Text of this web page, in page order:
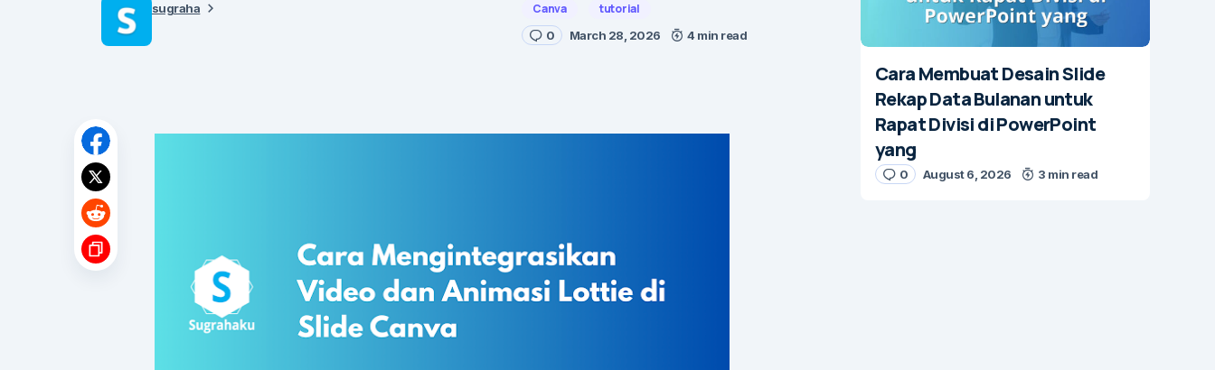
sugraha Canva tutorial
0 March 28, 2026 4 min read
Cara Membuat Desain Slide
Rekap Data Bulanan untuk
Rapat Divisi di PowerPoint
yang
0 August 6, 2026 3 min read